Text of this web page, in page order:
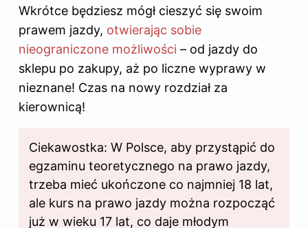
Wkrótce będziesz mógł cieszyć się swoim
prawem jazdy, otwierając sobie
nieograniczone możliwości – od jazdy do
sklepu po zakupy, aż po liczne wyprawy w
nieznane! Czas na nowy rozdział za
kierownicą!
Ciekawostka: W Polsce, aby przystąpić do
egzaminu teoretycznego na prawo jazdy,
trzeba mieć ukończone co najmniej 18 lat,
ale kurs na prawo jazdy można rozpocząć
już w wieku 17 lat, co daje młodym